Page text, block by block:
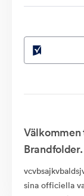
Brandfolder.
sina officiella